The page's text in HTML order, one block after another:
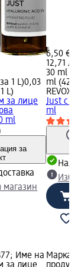
1 L)0,03
L)
за лице
ml
за
магазин
6,50 €
12,71 лв.
30 ml
ml
REVOX
Just с
ml
Име на Марка: